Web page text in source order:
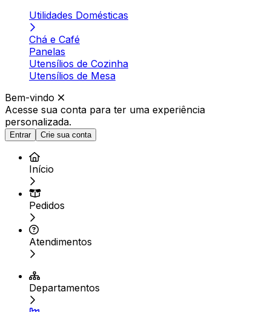
Utilidades Domésticas
Chá e Café
Panelas
Utensílios de Cozinha
Utensílios de Mesa
Bem-vindo
Acesse sua conta para ter uma experiência
personalizada.
Entrar Crie sua conta
Início
Pedidos
Atendimentos
Departamentos